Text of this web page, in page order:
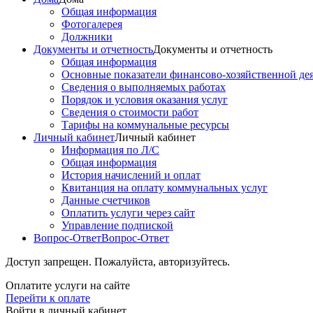
Общая информация
Фотогалерея
Должники
Документы и отчетностьДокументы и отчетность
Общая информация
Основные показатели финансово-хозяйственной
Сведения о выполняемых работах
Порядок и условия оказания услуг
Сведения о стоимости работ
Тарифы на коммунальные ресурсы
Личный кабинетЛичный кабинет
Информация по Л/С
Общая информация
История начислений и оплат
Квитанция на оплату коммунальных услуг
Данные счетчиков
Оплатить услуги через сайт
Управление подпиской
Вопрос-ОтветВопрос-Ответ
Доступ запрещен. Пожалуйста, авторизуйтесь.
Оплатите услуги на сайте
Перейти к оплате
Войти в личный кабинет